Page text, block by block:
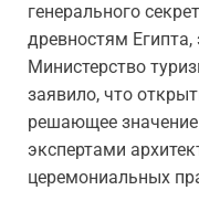
генерального
древностям
Министерство
заявило, что
решающее
экспертами
церемониальных